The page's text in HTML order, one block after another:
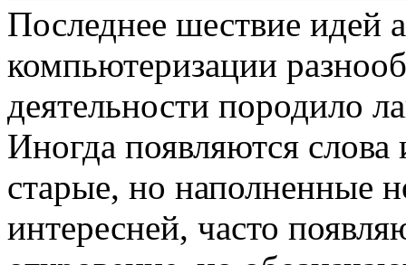
Последнее шествие идей
компьютеризации
деятельности породило
Иногда появляются
старые, но наполненные
интересней, часто